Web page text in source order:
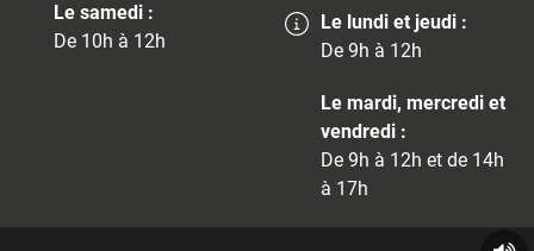
Le samedi :
De 10h à 12h
Le lundi et jeudi :
De 9h à 12h
Le mardi, mercredi et
vendredi :
De 9h à 12h et de 14h
à 17h